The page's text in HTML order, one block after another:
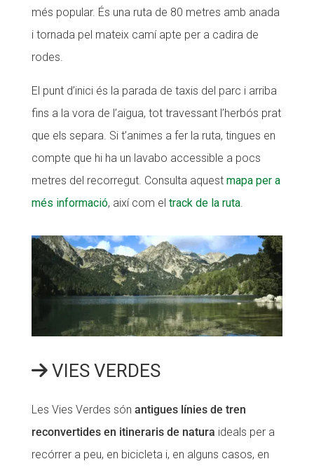
més popular. És una ruta de 80 metres amb anada
i tornada pel mateix camí apte per a cadira de
rodes.
El punt d’inici és la parada de taxis del parc i arriba
fins a la vora de l’aigua, tot travessant l’herbós prat
que els separa. Si t’animes a fer la ruta, tingues en
compte que hi ha un lavabo accessible a pocs
metres del recorregut. Consulta aquest mapa per a
més informació, així com el track de la ruta.
VIES VERDES
Les Vies Verdes són antigues línies de tren
reconvertides en itineraris de natura ideals per a
recórrer a peu, en bicicleta i, en alguns casos, en